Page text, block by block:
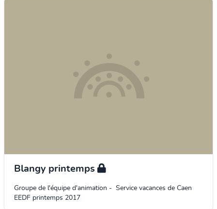
Blangy printemps
Groupe de l'équipe d'animation - Service vacances de Caen
EEDF printemps 2017